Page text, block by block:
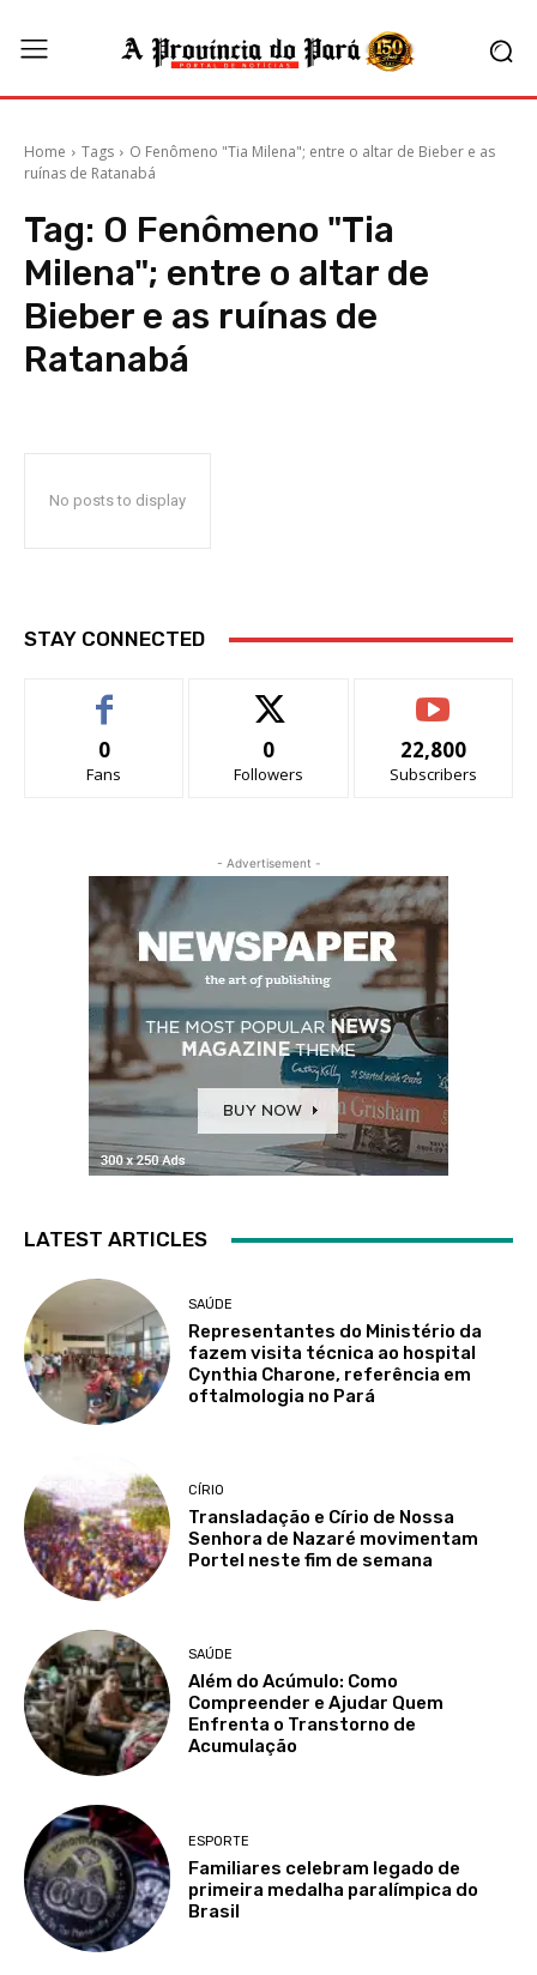
Home Tags
O Fenômeno "Tia Milena"; entre o altar de Bieber e as
ruínas de Ratanabá
Tag: O Fenômeno "Tia
Milena"; entre o altar de
Bieber e as ruínas de
Ratanabá
No posts to display
STAY CONNECTED
0
Fans
0
Followers
22,800
Subscribers
- Advertisement -
LATEST ARTICLES
SAÚDE
Representantes do Ministério da
fazem visita técnica ao hospital
Cynthia Charone, referência em
oftalmologia no Pará
CÍRIO
Transladação e Círio de Nossa
Senhora de Nazaré movimentam
Portel neste fim de semana
SAÚDE
Além do Acúmulo: Como
Compreender e Ajudar Quem
Enfrenta o Transtorno de
Acumulação
ESPORTE
Familiares celebram legado de
primeira medalha paralímpica do
Brasil